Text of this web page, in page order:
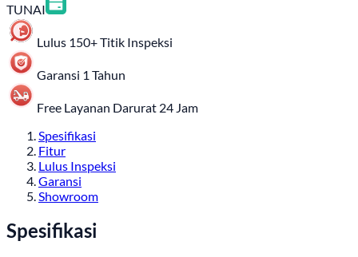
TUNAI
Lulus 150+ Titik Inspeksi
Garansi 1 Tahun
Free Layanan Darurat 24 Jam
Spesifikasi
Fitur
Lulus Inspeksi
Garansi
Showroom
Spesifikasi